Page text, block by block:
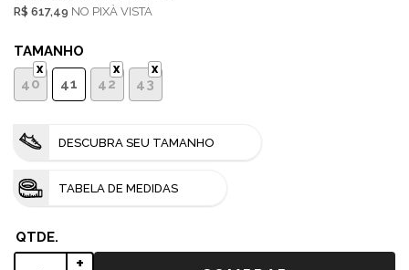
R$ 617,49 NO PIX
TAMANHO
40
41 42 43
DESCUBRA SEU TAMANHO
TABELA DE MEDIDAS
+